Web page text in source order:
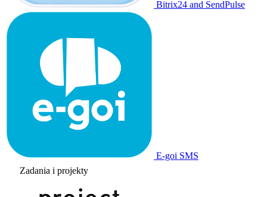
Bitrix24 and SendPulse
E-goi SMS
Zadania i projekty